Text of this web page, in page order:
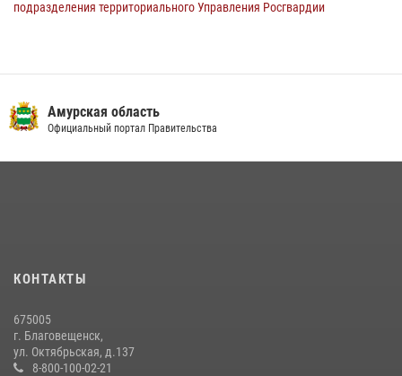
подразделения территориального Управления Росгвардии
28 июля 2026, 09:01 3
13 июля 2026, 03:27
охраны
23 июля 2026, 07:49
Амурская область
Официальный портал Правительства
КОНТАКТЫ
675005
г. Благовещенск,
ул. Октябрьская, д.137
8-800-100-02-21